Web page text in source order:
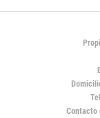
Contacto